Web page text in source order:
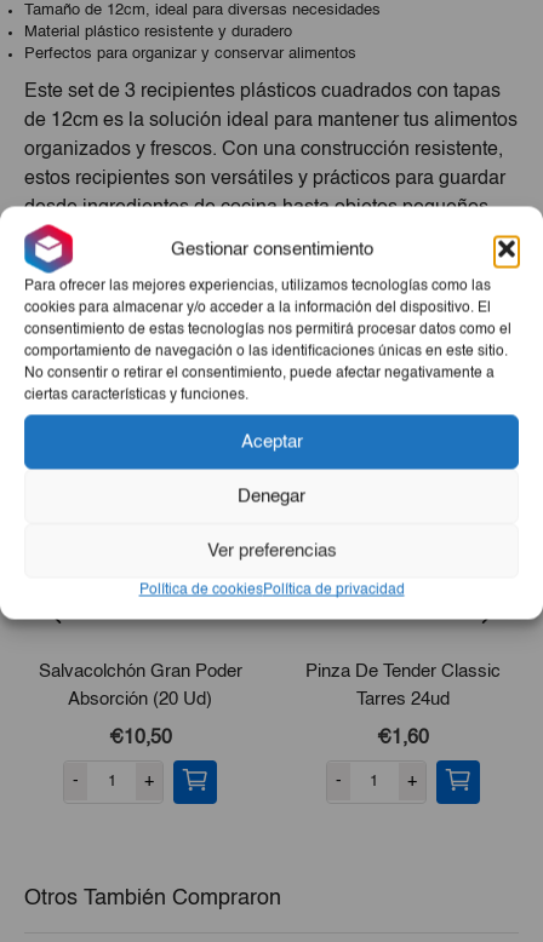
Gestionar consentimiento
Para ofrecer las mejores experiencias, utilizamos tecnologías como las
cookies para almacenar y/o acceder a la información del dispositivo. El
consentimiento de estas tecnologías nos permitirá procesar datos como el
comportamiento de navegación o las identificaciones únicas en este sitio.
No consentir o retirar el consentimiento, puede afectar negativamente a
ciertas características y funciones.
Aceptar
Denegar
Ver preferencias
Política de cookiesPolítica de privacidad
Tamaño de 12cm, ideal para diversas necesidades
Material plástico resistente y duradero
Perfectos para organizar y conservar alimentos
Este set de 3 recipientes plásticos cuadrados con tapas
de 12cm es la solución ideal para mantener tus alimentos
organizados y frescos. Con una construcción resistente,
estos recipientes son versátiles y prácticos para guardar
desde ingredientes de cocina hasta objetos pequeños.
Aprovecha la variedad de productos esenciales que
ofrecemos, sin costos sorpresa en el carrito. Simplifica tu
vida cotidiana con estos recipientes funcionales y de
calidad.
Productos Relacionados
Salvacolchón Gran Poder
Absorción (20 Ud)
€10,50
- +
Pinza De Tender Classic
Tarres 24ud
€1,60
- +
Otros También Compraron